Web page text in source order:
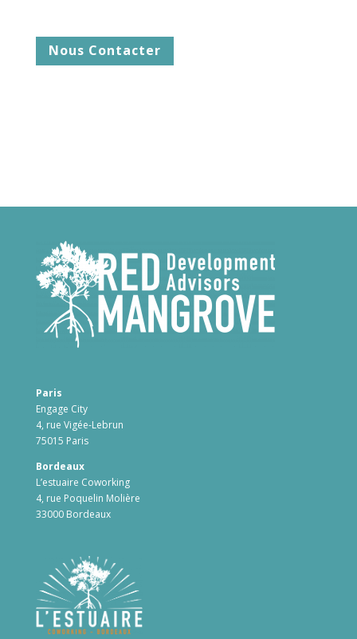
Nous Contacter
Paris
Engage City
4, rue Vigée-Lebrun
75015 Paris
Bordeaux
L’estuaire Coworking
4, rue Poquelin Molière
33000 Bordeaux